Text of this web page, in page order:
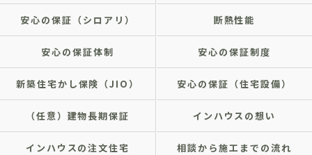
安心の保証（シロアリ） 断熱性能
安心の保証体制 安心の保証制度
新築住宅かし保険（JIO） 安心の保証（住宅設備）
（任意）建物長期保証 インハウスの想い
インハウスの注文住宅 相談から施工までの流れ